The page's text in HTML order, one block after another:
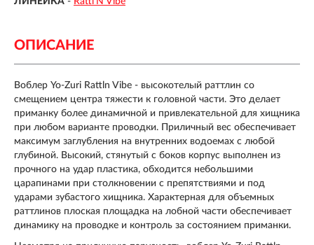
ОПИСАНИЕ
Воблер Yo-Zuri Rattln Vibe - высокотелый раттлин со
смещением центра тяжести к головной части. Это делает
приманку более динамичной и привлекательной для хищника
при любом варианте проводки. Приличный вес обеспечивает
максимум заглубления на внутренних водоемах с любой
глубиной. Высокий, стянутый с боков корпус выполнен из
прочного на удар пластика, обходится небольшими
царапинами при столкновении с препятствиями и под
ударами зубастого хищника. Характерная для объемных
раттлинов плоская площадка на лобной части обеспечивает
динамику на проводке и контроль за состоянием приманки.